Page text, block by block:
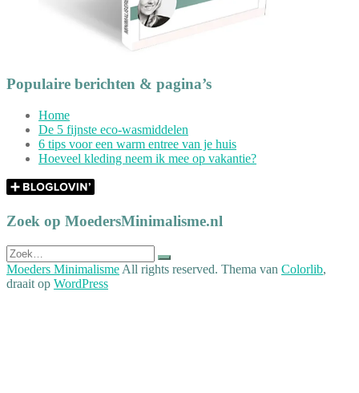
Populaire berichten & pagina’s
Home
De 5 fijnste eco-wasmiddelen
6 tips voor een warm entree van je huis
Hoeveel kleding neem ik mee op vakantie?
Zoek op MoedersMinimalisme.nl
Zoek
naar:
Moeders Minimalisme All rights reserved. Thema van Colorlib,
draait op WordPress